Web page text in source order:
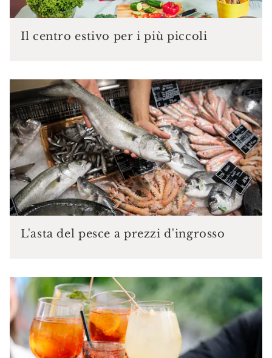
Il centro estivo per i più piccoli
L'asta del pesce a prezzi d'ingrosso